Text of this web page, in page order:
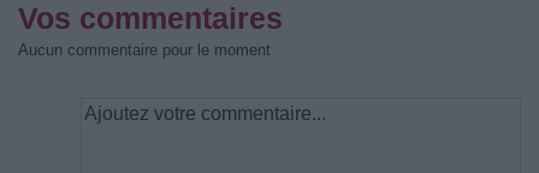
Vos commentaires
Aucun commentaire pour le moment